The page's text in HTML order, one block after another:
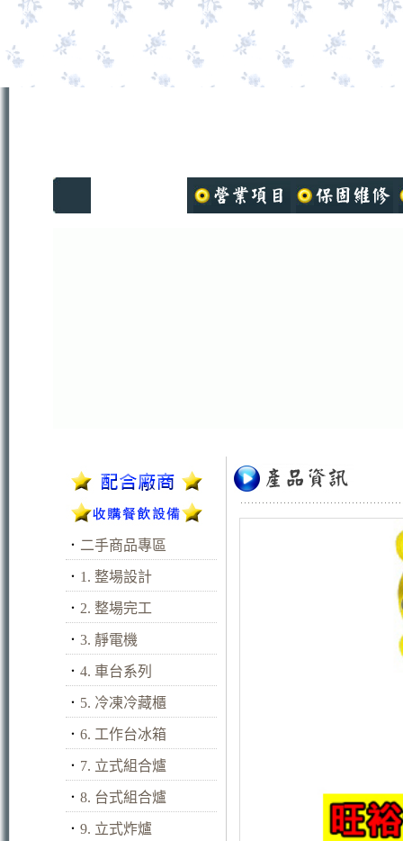
． 二手商品專區
． 1. 整場設計
． 2. 整場完工
． 3. 靜電機
． 4. 車台系列
． 5. 冷凍冷藏櫃
． 6. 工作台冰箱
． 7. 立式組合爐
． 8. 台式組合爐
． 9. 立式炸爐